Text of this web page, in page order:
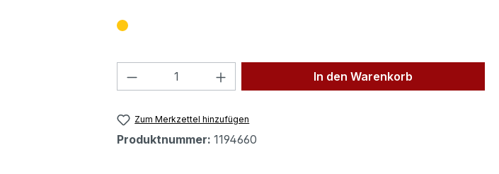
Produkt Anzahl: Gib den gewünschten Wert
In den Warenkorb
Zum Merkzettel hinzufügen
Produktnummer: 1194660